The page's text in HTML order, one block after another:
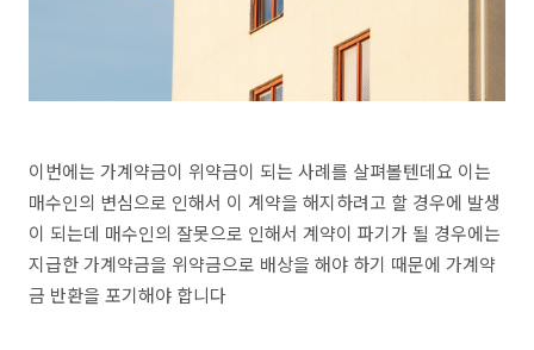
이번에는 가계약금이 위약금이 되는 사례를 살펴볼텐데요 이는
매수인의 변심으로 인해서 이 계약을 해지하려고 할 경우에 발생
이 되는데 매수인의 잘못으로 인해서 계약이 파기가 될 경우에는
지급한 가계약금을 위약금으로 배상을 해야 하기 때문에 가계약
금 반환을 포기해야 합니다